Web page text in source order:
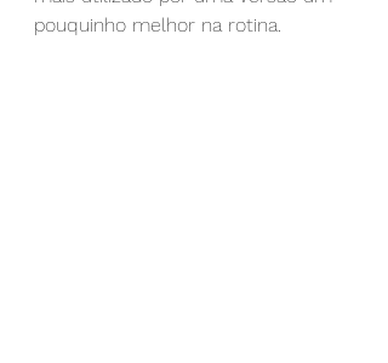
pouquinho melhor na rotina.